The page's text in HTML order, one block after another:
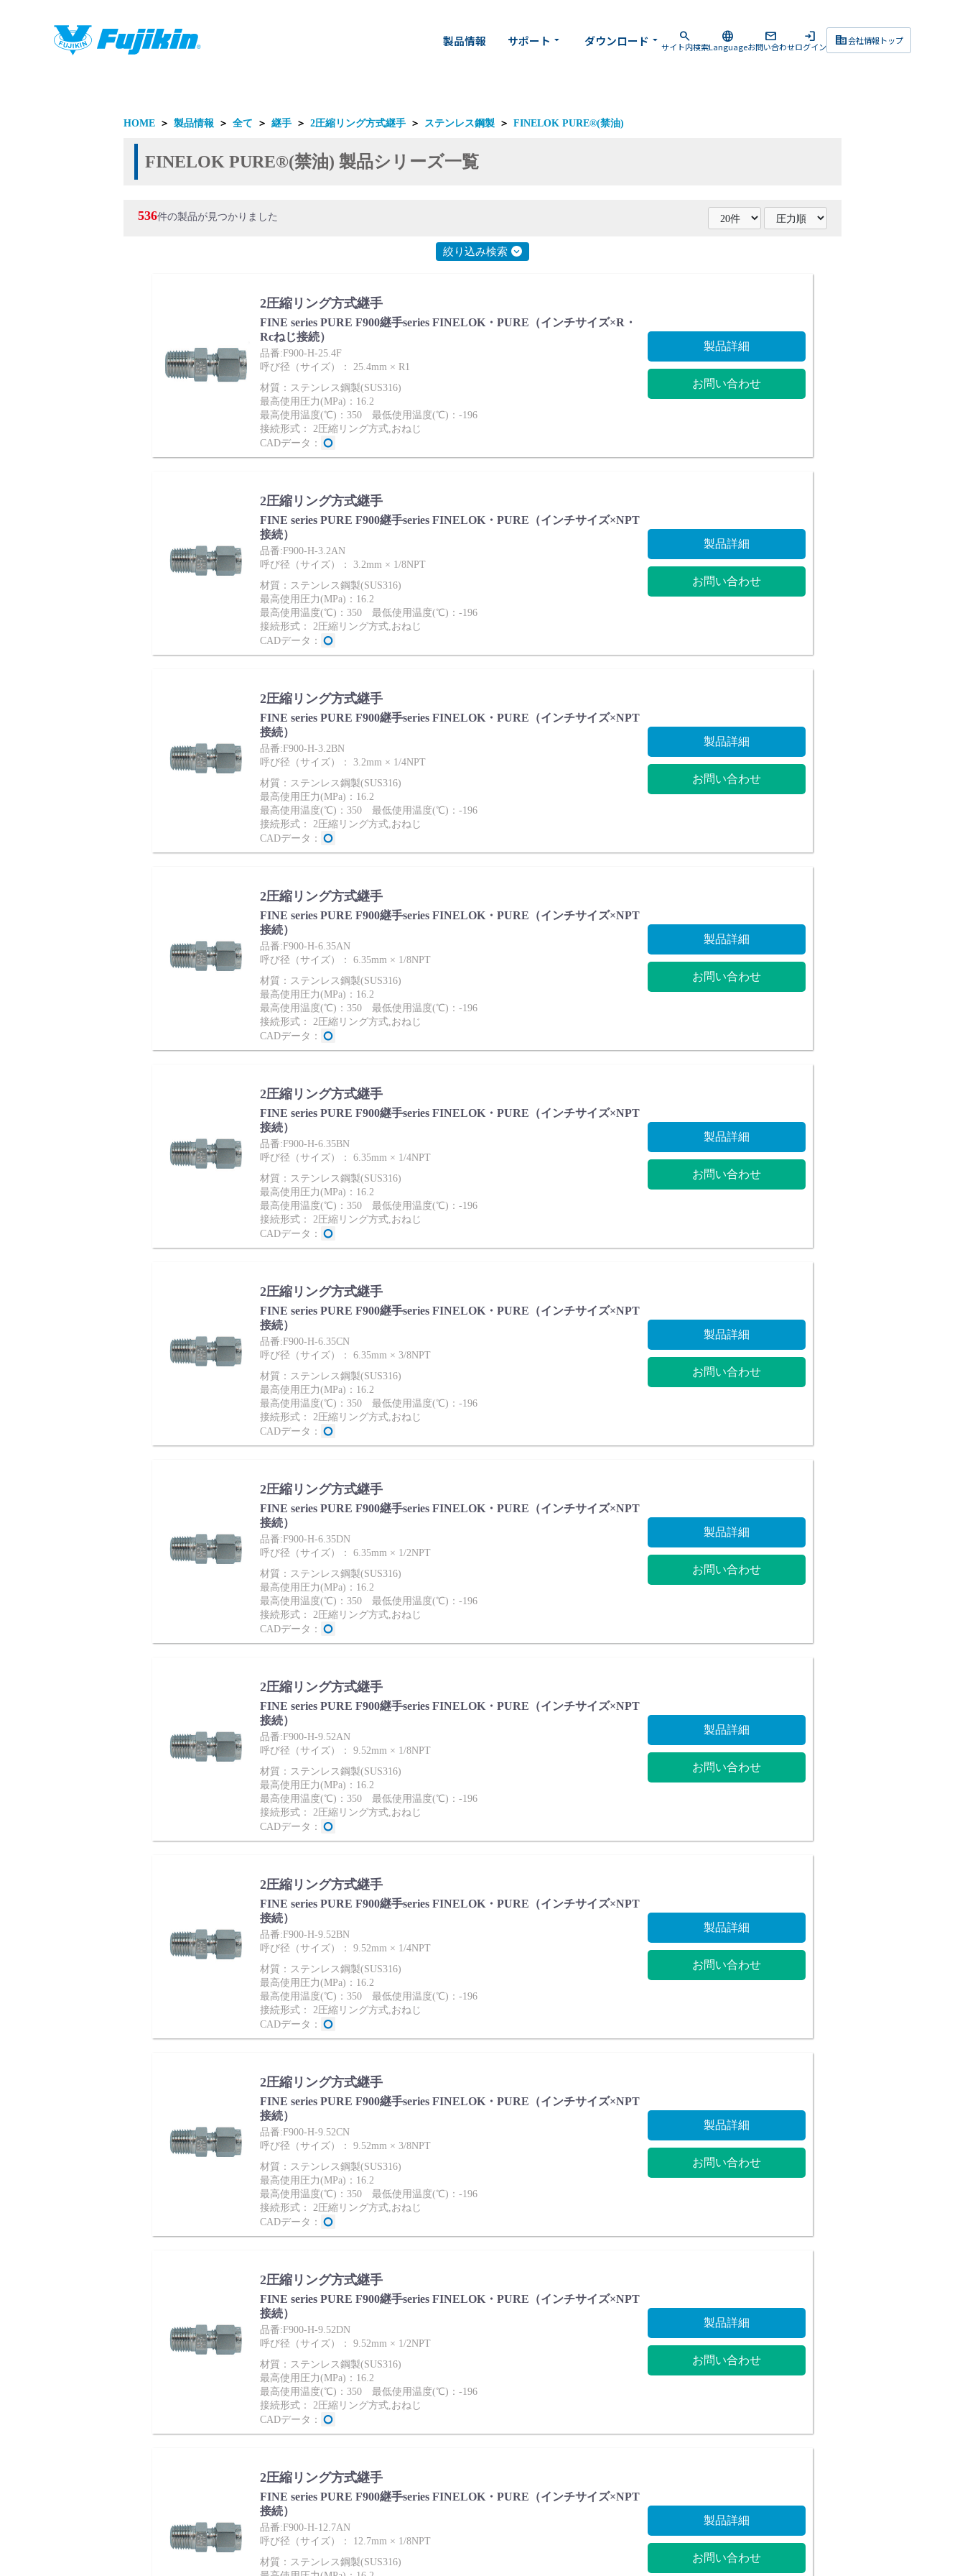
corporate_fare会社情報トップ
search
サイト内検索
language
Language
mail
お問い合わせ
login
ログイン
製品情報 サポート arrow_drop_down ダウンロード arrow_drop_down
バルブ・継手・システムを探す
ダウンロード
製品カタログダウンロード
説明会・講習会
ログイン
製品情報
HOME ＞ 製品情報 ＞ 全て ＞ 継手 ＞ 2圧縮リング方式継手 ＞ ステンレス鋼製 ＞ FINELOK PURE®(禁油)
FINELOK PURE®(禁油) 製品シリーズ一覧
536件の製品が見つかりました
絞り込み検索
2圧縮リング方式継手
FINE series PURE F900継手series FINELOK・PURE（インチサイズ×R・
Rcねじ接続）
品番:F900-H-25.4F
呼び径（サイズ）： 25.4mm × R1
材質：ステンレス鋼製(SUS316)
最高使用圧力(MPa)：16.2
最高使用温度(℃)：350 最低使用温度(℃)：-196
接続形式： 2圧縮リング方式,おねじ
CADデータ：
製品詳細
お問い合わせ
2圧縮リング方式継手
FINE series PURE F900継手series FINELOK・PURE（インチサイズ×NPT
接続）
品番:F900-H-3.2AN
呼び径（サイズ）： 3.2mm × 1/8NPT
材質：ステンレス鋼製(SUS316)
最高使用圧力(MPa)：16.2
最高使用温度(℃)：350 最低使用温度(℃)：-196
接続形式： 2圧縮リング方式,おねじ
CADデータ：
製品詳細
お問い合わせ
2圧縮リング方式継手
FINE series PURE F900継手series FINELOK・PURE（インチサイズ×NPT
接続）
品番:F900-H-3.2BN
呼び径（サイズ）： 3.2mm × 1/4NPT
材質：ステンレス鋼製(SUS316)
最高使用圧力(MPa)：16.2
最高使用温度(℃)：350 最低使用温度(℃)：-196
接続形式： 2圧縮リング方式,おねじ
CADデータ：
製品詳細
お問い合わせ
2圧縮リング方式継手
FINE series PURE F900継手series FINELOK・PURE（インチサイズ×NPT
接続）
品番:F900-H-6.35AN
呼び径（サイズ）： 6.35mm × 1/8NPT
材質：ステンレス鋼製(SUS316)
最高使用圧力(MPa)：16.2
最高使用温度(℃)：350 最低使用温度(℃)：-196
接続形式： 2圧縮リング方式,おねじ
CADデータ：
製品詳細
お問い合わせ
2圧縮リング方式継手
FINE series PURE F900継手series FINELOK・PURE（インチサイズ×NPT
接続）
品番:F900-H-6.35BN
呼び径（サイズ）： 6.35mm × 1/4NPT
材質：ステンレス鋼製(SUS316)
最高使用圧力(MPa)：16.2
最高使用温度(℃)：350 最低使用温度(℃)：-196
接続形式： 2圧縮リング方式,おねじ
CADデータ：
製品詳細
お問い合わせ
2圧縮リング方式継手
FINE series PURE F900継手series FINELOK・PURE（インチサイズ×NPT
接続）
品番:F900-H-6.35CN
呼び径（サイズ）： 6.35mm × 3/8NPT
材質：ステンレス鋼製(SUS316)
最高使用圧力(MPa)：16.2
最高使用温度(℃)：350 最低使用温度(℃)：-196
接続形式： 2圧縮リング方式,おねじ
CADデータ：
製品詳細
お問い合わせ
2圧縮リング方式継手
FINE series PURE F900継手series FINELOK・PURE（インチサイズ×NPT
接続）
品番:F900-H-6.35DN
呼び径（サイズ）： 6.35mm × 1/2NPT
材質：ステンレス鋼製(SUS316)
最高使用圧力(MPa)：16.2
最高使用温度(℃)：350 最低使用温度(℃)：-196
接続形式： 2圧縮リング方式,おねじ
CADデータ：
製品詳細
お問い合わせ
2圧縮リング方式継手
FINE series PURE F900継手series FINELOK・PURE（インチサイズ×NPT
接続）
品番:F900-H-9.52AN
呼び径（サイズ）： 9.52mm × 1/8NPT
材質：ステンレス鋼製(SUS316)
最高使用圧力(MPa)：16.2
最高使用温度(℃)：350 最低使用温度(℃)：-196
接続形式： 2圧縮リング方式,おねじ
CADデータ：
製品詳細
お問い合わせ
2圧縮リング方式継手
FINE series PURE F900継手series FINELOK・PURE（インチサイズ×NPT
接続）
品番:F900-H-9.52BN
呼び径（サイズ）： 9.52mm × 1/4NPT
材質：ステンレス鋼製(SUS316)
最高使用圧力(MPa)：16.2
最高使用温度(℃)：350 最低使用温度(℃)：-196
接続形式： 2圧縮リング方式,おねじ
CADデータ：
製品詳細
お問い合わせ
2圧縮リング方式継手
FINE series PURE F900継手series FINELOK・PURE（インチサイズ×NPT
接続）
品番:F900-H-9.52CN
呼び径（サイズ）： 9.52mm × 3/8NPT
材質：ステンレス鋼製(SUS316)
最高使用圧力(MPa)：16.2
最高使用温度(℃)：350 最低使用温度(℃)：-196
接続形式： 2圧縮リング方式,おねじ
CADデータ：
製品詳細
お問い合わせ
2圧縮リング方式継手
FINE series PURE F900継手series FINELOK・PURE（インチサイズ×NPT
接続）
品番:F900-H-9.52DN
呼び径（サイズ）： 9.52mm × 1/2NPT
材質：ステンレス鋼製(SUS316)
最高使用圧力(MPa)：16.2
最高使用温度(℃)：350 最低使用温度(℃)：-196
接続形式： 2圧縮リング方式,おねじ
CADデータ：
製品詳細
お問い合わせ
2圧縮リング方式継手
FINE series PURE F900継手series FINELOK・PURE（インチサイズ×NPT
接続）
品番:F900-H-12.7AN
呼び径（サイズ）： 12.7mm × 1/8NPT
材質：ステンレス鋼製(SUS316)
製品詳細
お問い合わせ